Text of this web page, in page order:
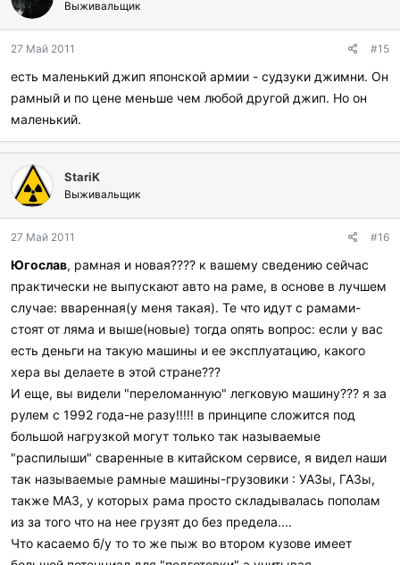
Выживальщик
27 Май 2011 #15
есть маленький джип японской армии - судзуки джимни. Он
рамный и по цене меньше чем любой другой джип. Но он
маленький.
StariK
Выживальщик
27 Май 2011 #16
Югослав, рамная и новая???? к вашему сведению сейчас
практически не выпускают авто на раме, в основе в лучшем
случае: вваренная(у меня такая). Те что идут с рамами-
стоят от ляма и выше(новые) тогда опять вопрос: если у вас
есть деньги на такую машины и ее эксплуатацию, какого
хера вы делаете в этой стране???
И еще, вы видели "переломанную" легковую машину??? я за
рулем с 1992 года-не разу!!!!! в принципе сложится под
большой нагрузкой могут только так называемые
"распилыши" сваренные в китайском сервисе, я видел наши
так называемые рамные машины-грузовики : УАЗы, ГАЗы,
также МАЗ, у которых рама просто складывалась пополам
из за того что на нее грузят до без предела....
Что касаемо б/у то то же пыж во втором кузове имеет